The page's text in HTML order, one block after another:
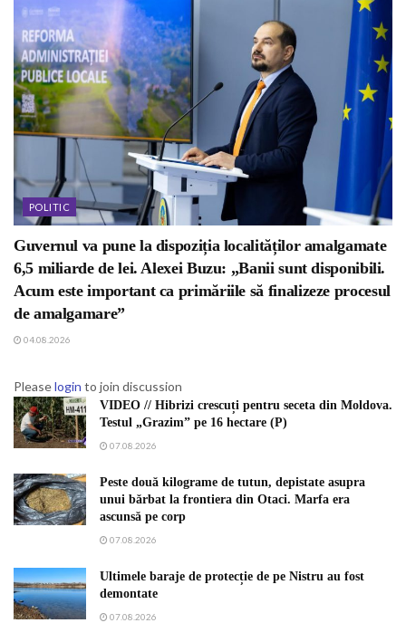
POLITIC
Guvernul va pune la dispoziția localităților amalgamate
6,5 miliarde de lei. Alexei Buzu: „Banii sunt disponibili.
Acum este important ca primăriile să finalizeze procesul
de amalgamare”
04.08.2026
Pleaselogin to join discussion
VIDEO // Hibrizi crescuți pentru seceta din Moldova.
Testul „Grazim” pe 16 hectare (P)
07.08.2026
Peste două kilograme de tutun, depistate asupra
unui bărbat la frontiera din Otaci. Marfa era
ascunsă pe corp
07.08.2026
Ultimele baraje de protecție de pe Nistru au fost
demontate
07.08.2026